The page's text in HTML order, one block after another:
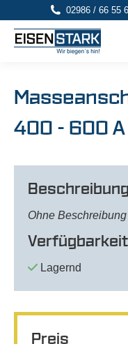
02986 / 66 55
400 - 600 A
Beschreibung
Ohne Beschreibung
Verfügbarkeit
Lagernd
Preis